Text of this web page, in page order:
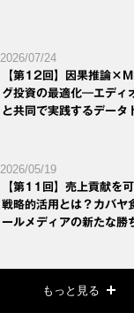
2026/07/24
【第12回】因果推論
グ投資の最適化―エデ
と共同で実践するデー
2026/05/19
【第11回】売上貢献を
戦略的活用とは？カバヤ
ールメディアの新たな勝
もっと見る